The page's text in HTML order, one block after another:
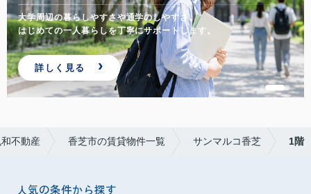
大学周辺の暮らしやすさや通学のしやすさ。
はじめての一人暮らしを丁寧にサポートします。
詳しく見る
不動産 香芝市の賃貸物件一覧 サンマルコ香芝 1階
人気の条件から探す